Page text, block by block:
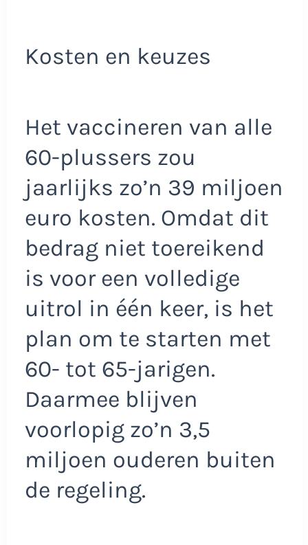
Kosten en keuzes
Het vaccineren van alle
60-plussers zou
jaarlijks zo’n 39 miljoen
euro kosten. Omdat dit
bedrag niet toereikend
is voor een volledige
uitrol in één keer, is het
plan om te starten met
60- tot 65-jarigen.
Daarmee blijven
voorlopig zo’n 3,5
miljoen ouderen buiten
de regeling.